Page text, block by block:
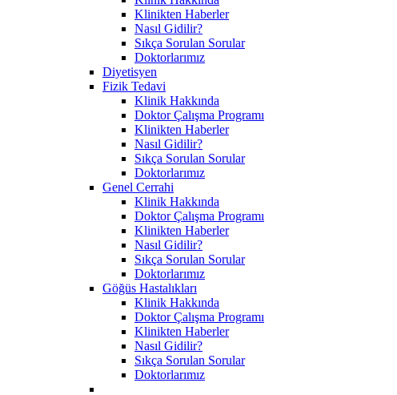
Klinikten Haberler
Nasıl Gidilir?
Sıkça Sorulan Sorular
Doktorlarımız
Diyetisyen
Fizik Tedavi
Klinik Hakkında
Doktor Çalışma Programı
Klinikten Haberler
Nasıl Gidilir?
Sıkça Sorulan Sorular
Doktorlarımız
Genel Cerrahi
Klinik Hakkında
Doktor Çalışma Programı
Klinikten Haberler
Nasıl Gidilir?
Sıkça Sorulan Sorular
Doktorlarımız
Göğüs Hastalıkları
Klinik Hakkında
Doktor Çalışma Programı
Klinikten Haberler
Nasıl Gidilir?
Sıkça Sorulan Sorular
Doktorlarımız